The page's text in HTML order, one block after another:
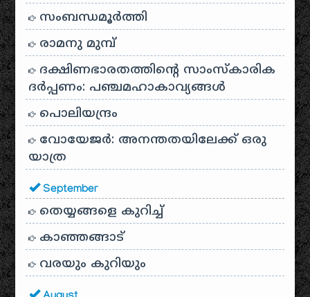
സംബന്ധമൂർത്തി
രാമനു മുമ്പ്
ദക്ഷിണഭാരതത്തിൻ്റെ സാംസ്കാരിക
ദർപ്പണം: പഞ്ചമഹാകാവ്യങ്ങൾ
പൊലിയന്ദ്രം
വോയേജർ: അനന്തതയിലേക്ക് ഒരു
യാത്ര
September
തെയ്യങ്ങളെ കുറിച്ച്
കാഞ്ഞങ്ങാട്
വരയും കുറിയും